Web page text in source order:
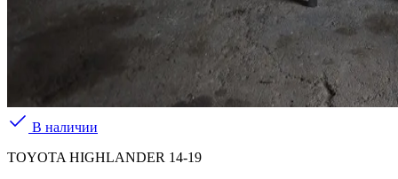
В наличии
TOYOTA HIGHLANDER 14-19